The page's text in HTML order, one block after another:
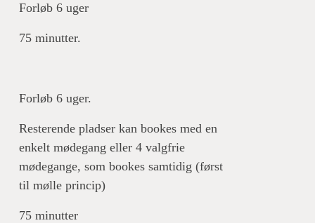
Forløb 6 uger
75 minutter.
Forløb 6 uger.
Resterende pladser kan bookes med en
enkelt mødegang eller 4 valgfrie
mødegange, som bookes samtidig (først
til mølle princip)
75 minutter